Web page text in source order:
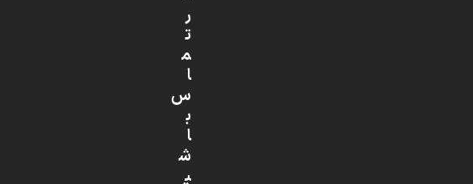
ر
ت
م
ا
س
ب
ا
ش
ی